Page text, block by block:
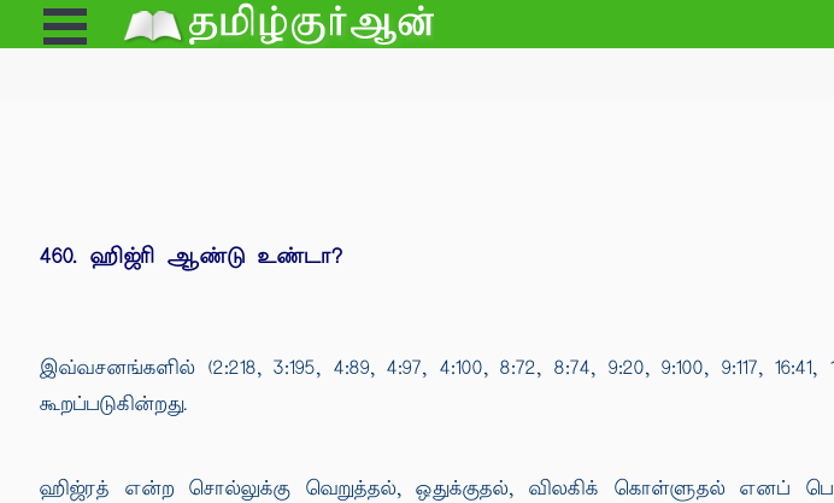
Open
Menu
460. ஹிஜ்ரி ஆண்டு உண்டா?
இவ்வசனங்களில் (2:218, 3:195, 4:89, 4:97, 4:100, 8:72, 8:74, 9:20, 9:100, 9:117,
கூறப்படுகின்றது.
ஹிஜ்ரத் என்ற சொல்லுக்கு வெறுத்தல், ஒதுக்குதல், விலகிக் கொள்ளுதல் எனப்